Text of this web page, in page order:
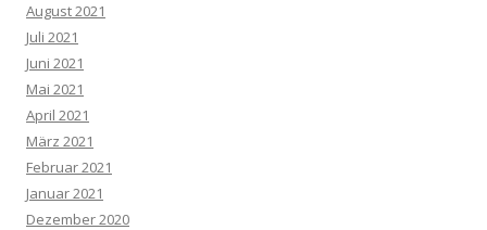
August 2021
Juli 2021
Juni 2021
Mai 2021
April 2021
März 2021
Februar 2021
Januar 2021
Dezember 2020